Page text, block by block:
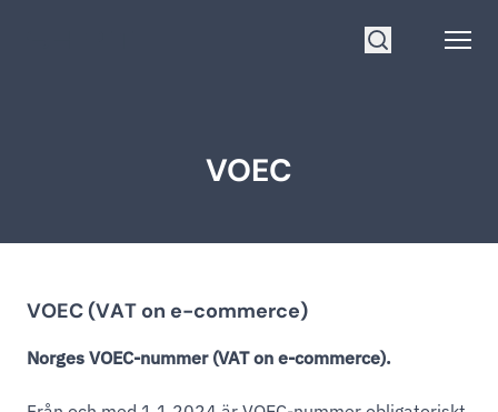
VOEC
VOEC (VAT on e-commerce)
Norges VOEC-nummer (VAT on e-commerce).